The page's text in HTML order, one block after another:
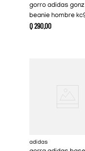
gorro adidas gonz
beanie hombre
Q290.00
adidas